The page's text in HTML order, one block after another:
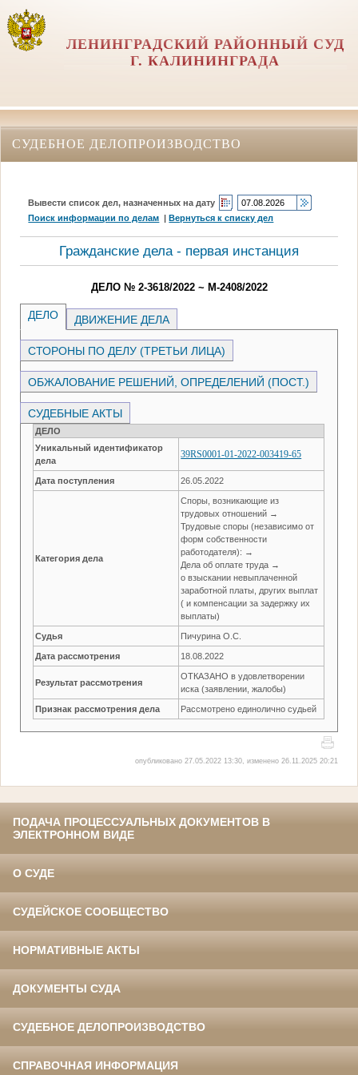
ЛЕНИНГРАДСКИЙ РАЙОННЫЙ СУД
Г. КАЛИНИНГРАДА
СУДЕБНОЕ ДЕЛОПРОИЗВОДСТВО
Вывести список дел, назначенных на дату
Поиск информации по делам |Вернуться к списку дел
Гражданские дела - первая инстанция
ДЕЛО № 2-3618/2022 ~ М-2408/2022
ДЕЛО ДВИЖЕНИЕ ДЕЛА
СТОРОНЫ ПО ДЕЛУ (ТРЕТЬИ ЛИЦА)
ОБЖАЛОВАНИЕ РЕШЕНИЙ, ОПРЕДЕЛЕНИЙ (ПОСТ.)
СУДЕБНЫЕ АКТЫ
ДЕЛО
Уникальный идентификатор
дела
39RS0001-01-2022-003419-65
Дата поступления 26.05.2022
Категория дела
Споры, возникающие из
трудовых отношений →
Трудовые споры (независимо от
форм собственности
работодателя): →
Дела об оплате труда →
о взыскании невыплаченной
заработной платы, других выплат
( и компенсации за задержку их
выплаты)
Судья Пичурина О.С.
Дата рассмотрения 18.08.2022
Результат рассмотрения
ОТКАЗАНО в удовлетворении
иска (заявлении, жалобы)
Признак рассмотрения дела Рассмотрено единолично судьей
опубликовано 27.05.2022 13:30, изменено 26.11.2025 20:21
ПОДАЧА ПРОЦЕССУАЛЬНЫХ ДОКУМЕНТОВ В
ЭЛЕКТРОННОМ ВИДЕ
О СУДЕ
СУДЕЙСКОЕ СООБЩЕСТВО
НОРМАТИВНЫЕ АКТЫ
ДОКУМЕНТЫ СУДА
СУДЕБНОЕ ДЕЛОПРОИЗВОДСТВО
СПРАВОЧНАЯ ИНФОРМАЦИЯ